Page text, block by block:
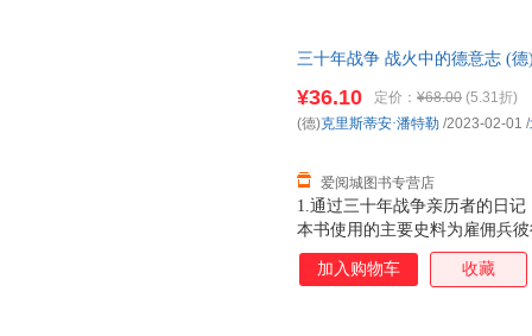
载浮载沉，无意中成了同时代
三十年战争 战火中的德意志 (
线客服！
1.通过三十年战争亲历者的日
本书使用的主要史料为雇佣兵
记，兼顾研究三十年战争的经
内心恐惧与希望交织，被战争
¥36.10 定价： ¥68.00 (5.31折)
爱阅城图书专营店
(德)克里斯蒂安·潘特勒 /2023-02-01 /
加入购物车 收藏